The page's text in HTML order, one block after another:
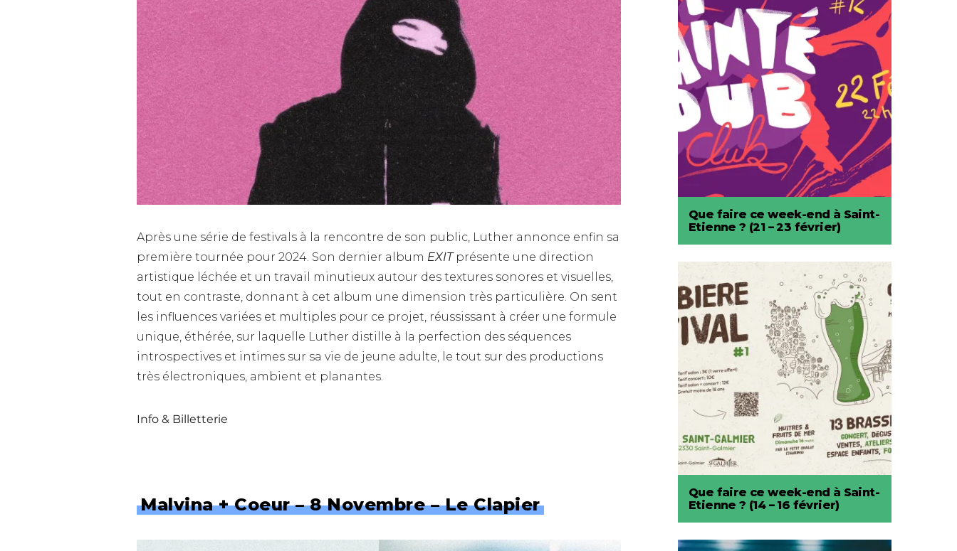
Après une série de festivals à la rencontre de son public, Luther annonce enfin sa
première tournée pour 2024. Son dernier album EXITprésente une direction
artistique léchée et un travail minutieux autour des textures sonores et visuelles,
tout en contraste, donnant à cet album une dimension très particulière. On sent
les influences variées et multiples pour ce projet, réussissant à créer une formule
unique, éthérée, sur laquelle Luther distille à la perfection des séquences
introspectives et intimes sur sa vie de jeune adulte, le tout sur des productions
très électroniques, ambient et planantes.
Info & Billetterie
Malvina + Coeur – 8 Novembre – Le Clapier
Que faire ce week-end à Saint-
Etienne ? (21 – 23 février)
Que faire ce week-end à Saint-
Etienne ? (14 – 16 février)